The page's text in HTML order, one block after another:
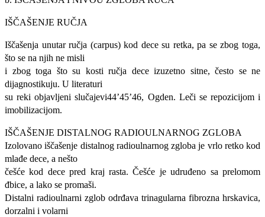
IŠČAŠENJE RUČJA
Iščašenja unutar ručja (carpus) kod dece su retka, pa se zbog toga,
što se na njih ne misli
i zbog toga što su kosti ručja dece izuzetno sitne, često se ne
dijagnostikuju. U literaturi
su reki objavljeni slučajevi44’45’46, Ogden. Leči se repozicijom i
imobilizacijom.
IŠČAŠENJE DISTALNOG RADIOULNARNOG ZGLOBA
Izolovano iščašenje distalnog radioulnarnog zgloba je vrlo retko kod
mlađe dece, a nešto
češće kod dece pred kraj rasta. Češće je udruđeno sa prelomom
đbice, a lako se promaši.
Distalni radioulnarni zglob odrđava trinagularna fibrozna hrskavica,
dorzalni i volarni